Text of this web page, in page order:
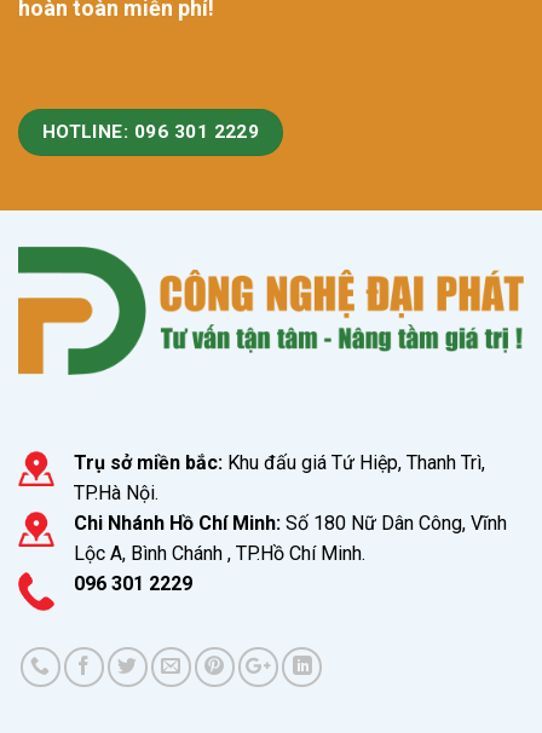
hoàn toàn miễn phí!
HOTLINE: 096 301 2229
Trụ sở miền bắc: Khu đấu giá Tứ Hiệp, Thanh Trì,
TP.Hà Nội.
Chi Nhánh Hồ Chí Minh: Số 180 Nữ Dân Công, Vĩnh
Lộc A, Bình Chánh , TP.Hồ Chí Minh.
096 301 2229